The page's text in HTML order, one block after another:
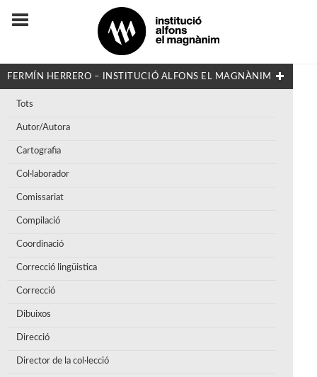
FERMÍN HERRERO – INSTITUCIÓ ALFONS EL MAGNÀNIM
Tots
Autor/Autora
Cartografia
Col·laborador
Comissariat
Compilació
Coordinació
Correcció lingüistica
Correcció
Dibuixos
Direcció
Director de la col·lecció